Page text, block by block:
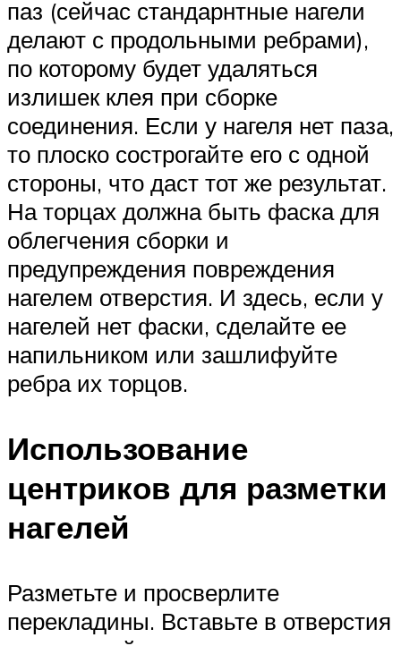
паз (сейчас стандарнтные нагели
делают с продольными ребрами),
по которому будет удаляться
излишек клея при сборке
соединения. Если у нагеля нет паза,
то плоско сострогайте его с одной
стороны, что даст тот же результат.
На торцах должна быть фаска для
облегчения сборки и
предупреждения повреждения
нагелем отверстия. И здесь, если у
нагелей нет фаски, сделайте ее
напильником или зашлифуйте
ребра их торцов.
Использование
центриков для разметки
нагелей
Разметьте и просверлите
перекладины. Вставьте в отверстия